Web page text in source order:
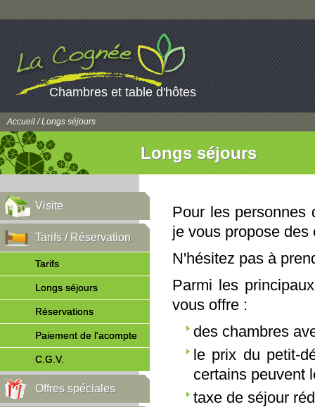
Chambres et table d'hôtes
Accueil/ Longs séjours
Longs séjours
Visite
Tarifs / Réservation
Tarifs
Longs séjours
Réservations
Paiement de l'acompte
C.G.V.
Offres spéciales
Pour les personnes
je vous propose
N'hésitez pas à
Parmi les
vous offre :
des chambres
le prix du petit-
certains peuvent
taxe de séjour